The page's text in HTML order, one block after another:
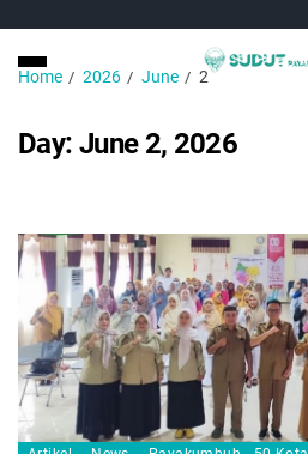
Home 2026 June 2
Day: June 2, 2026